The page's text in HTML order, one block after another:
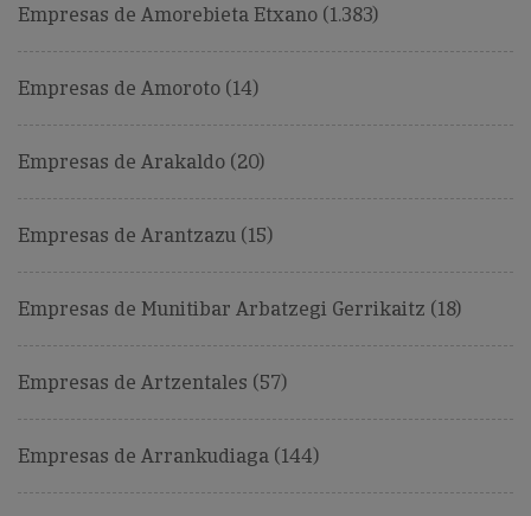
Empresas de Amorebieta Etxano (1.383)
Empresas de Amoroto (14)
Empresas de Arakaldo (20)
Empresas de Arantzazu (15)
Empresas de Munitibar Arbatzegi Gerrikaitz (18)
Empresas de Artzentales (57)
Empresas de Arrankudiaga (144)